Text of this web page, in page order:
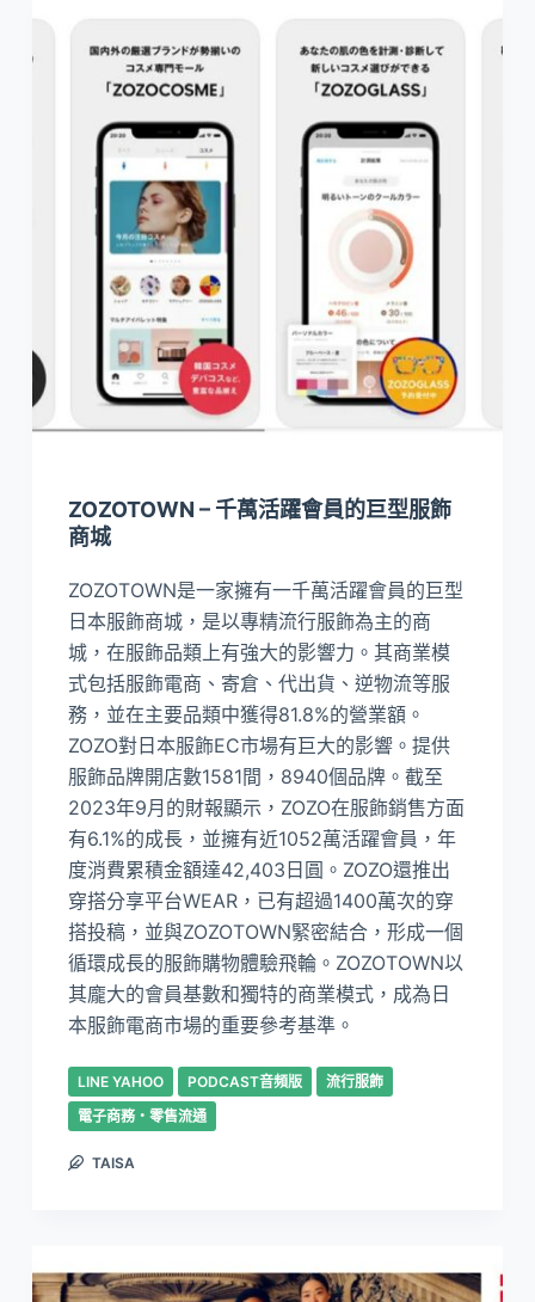
ZOZOTOWN – 千萬活躍會員的巨型服飾
商城
ZOZOTOWN是一家擁有一千萬活躍會員的巨型
日本服飾商城，是以專精流行服飾為主的商
城，在服飾品類上有強大的影響力。其商業模
式包括服飾電商、寄倉、代出貨、逆物流等服
務，並在主要品類中獲得81.8%的營業額。
ZOZO對日本服飾EC市場有巨大的影響。提供
服飾品牌開店數1581間，8940個品牌。截至
2023年9月的財報顯示，ZOZO在服飾銷售方面
有6.1%的成長，並擁有近1052萬活躍會員，年
度消費累積金額達42,403日圓。ZOZO還推出
穿搭分享平台WEAR，已有超過1400萬次的穿
搭投稿，並與ZOZOTOWN緊密結合，形成一個
循環成長的服飾購物體驗飛輪。ZOZOTOWN以
其龐大的會員基數和獨特的商業模式，成為日
本服飾電商市場的重要參考基準。
LINE YAHOO PODCAST音頻版
流行服飾
電子商務・零售流通
TAISA